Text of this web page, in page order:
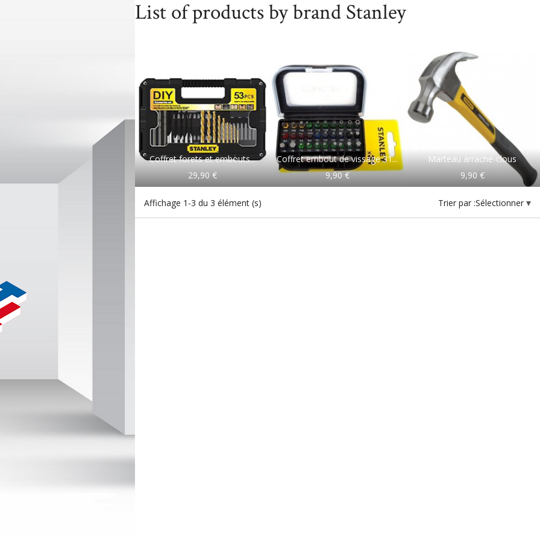
Accueil Marques Stanley
List of products by brand Stanley
Coffret forets et embouts...
29,90 €
Coffret embout de vissage 31...
9,90 €
Marteau arrache-clous
9,90 €
Trier par :Sélectionner
Affichage 1-3 du 3 élément (s)